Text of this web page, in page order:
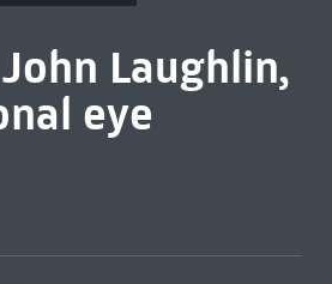
Laughlin,
eye